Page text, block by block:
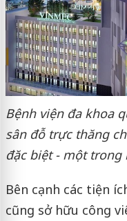
Bệnh viện đa khoa
sân đỗ trực thăng
đặc biệt - một
Bên cạnh các tiện
cũng sở hữu công